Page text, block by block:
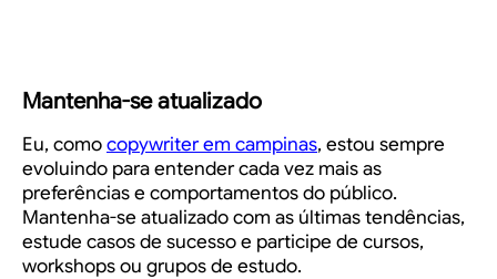
Mantenha-se atualizado
Eu, comocopywriter em campinas, estou sempre
evoluindo para entender cada vez mais as
preferências e comportamentos do público.
Mantenha-se atualizado com as últimas tendências,
estude casos de sucesso e participe de cursos,
workshops ou grupos de estudo.